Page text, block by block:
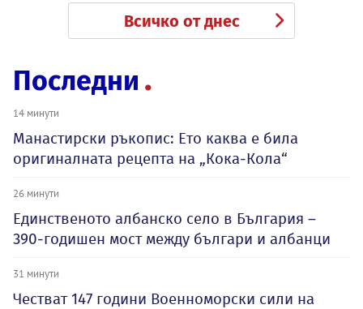
Всичко от днес
Последни
14 минути
Манастирски ръкопис: Ето каква е била
оригиналната рецепта на „Кока-Кола“
26 минути
Единственото албанско село в България –
390-годишен мост между българи и албанци
31 минути
Честват 147 години Военноморски сили на